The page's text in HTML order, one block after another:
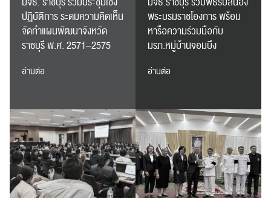
ปฏิบัติการ ระดมความคิดเห็น
จัดทำแผนพัฒนาจังหวัด
ราชบุรี พ.ศ. 2571–2575
อ่านต่อ
พระบรมราชโองการ พร้อม
หารือความร่วมมือกับ
มรภ.หมู่บ้านจอมบึง
อ่านต่อ